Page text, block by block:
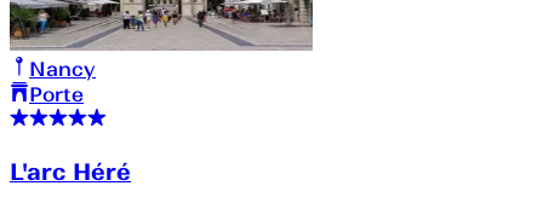
Nancy
Porte
L'arc Héré